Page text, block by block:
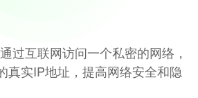
过互联网访问一个私密的网络，
真实IP地址，提高网络安全和隐